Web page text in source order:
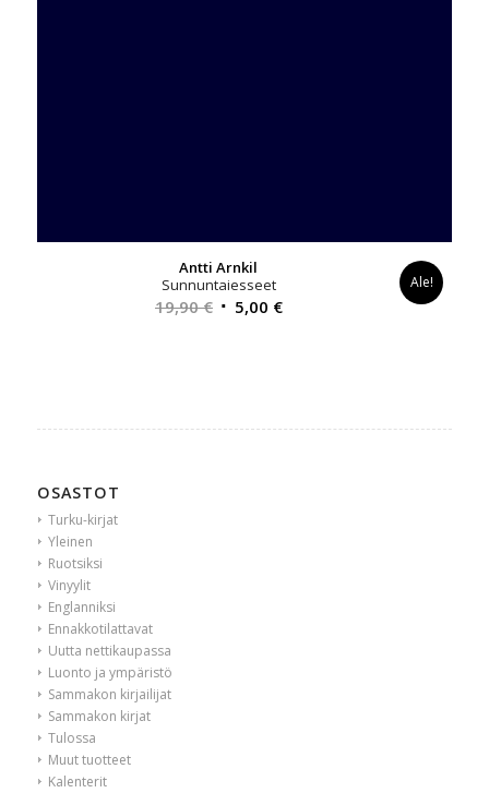
Antti Arnkil
Sunnuntaiesseet
19,90€ Alkuperäinen
5,00 €Nykyinen
Ale!
OSASTOT
Turku-kirjat
Yleinen
Ruotsiksi
Vinyylit
Englanniksi
Ennakkotilattavat
Uutta nettikaupassa
Luonto ja ympäristö
Sammakon kirjailijat
Sammakon kirjat
Tulossa
Muut tuotteet
Kalenterit